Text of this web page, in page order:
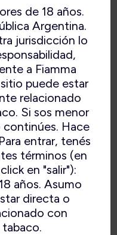
de 18 años.
Argentina.
jurisdicción lo
a Fiamma
puede estar
relacionado
Si sos menor
continúes. Hace
entrar, tenés
términos (en
en "salir"):
años. Asumo
directa o
con
MINT
una mezcla de
limón combinado